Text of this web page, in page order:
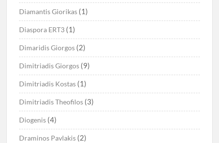
Diamantis Giorikas (1)
Diaspora ERT3 (1)
Dimaridis Giorgos (2)
Dimitriadis Giorgos (9)
Dimitriadis Kostas (1)
Dimitriadis Theofilos (3)
Diogenis (4)
Draminos Pavlakis (2)